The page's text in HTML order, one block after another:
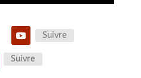
Suivre
Suivre